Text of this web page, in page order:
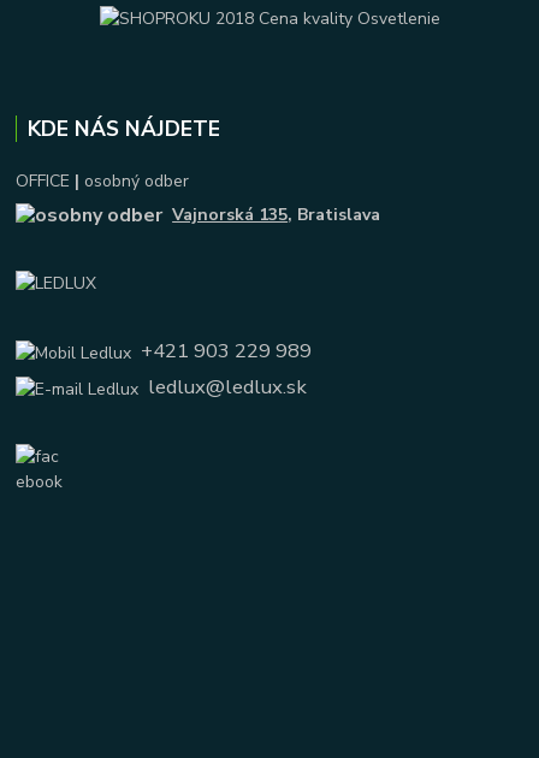
KDE NÁS NÁJDETE
OFFICE | osobný odber
Vajnorská 135, Bratislava
+421 903 229 989
ledlux@ledlux.sk